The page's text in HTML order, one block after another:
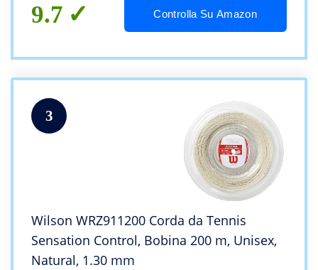
9.7 Controlla Su Amazon
3
Wilson WRZ911200 Corda da Tennis
Sensation Control, Bobina 200 m, Unisex,
Natural, 1.30 mm